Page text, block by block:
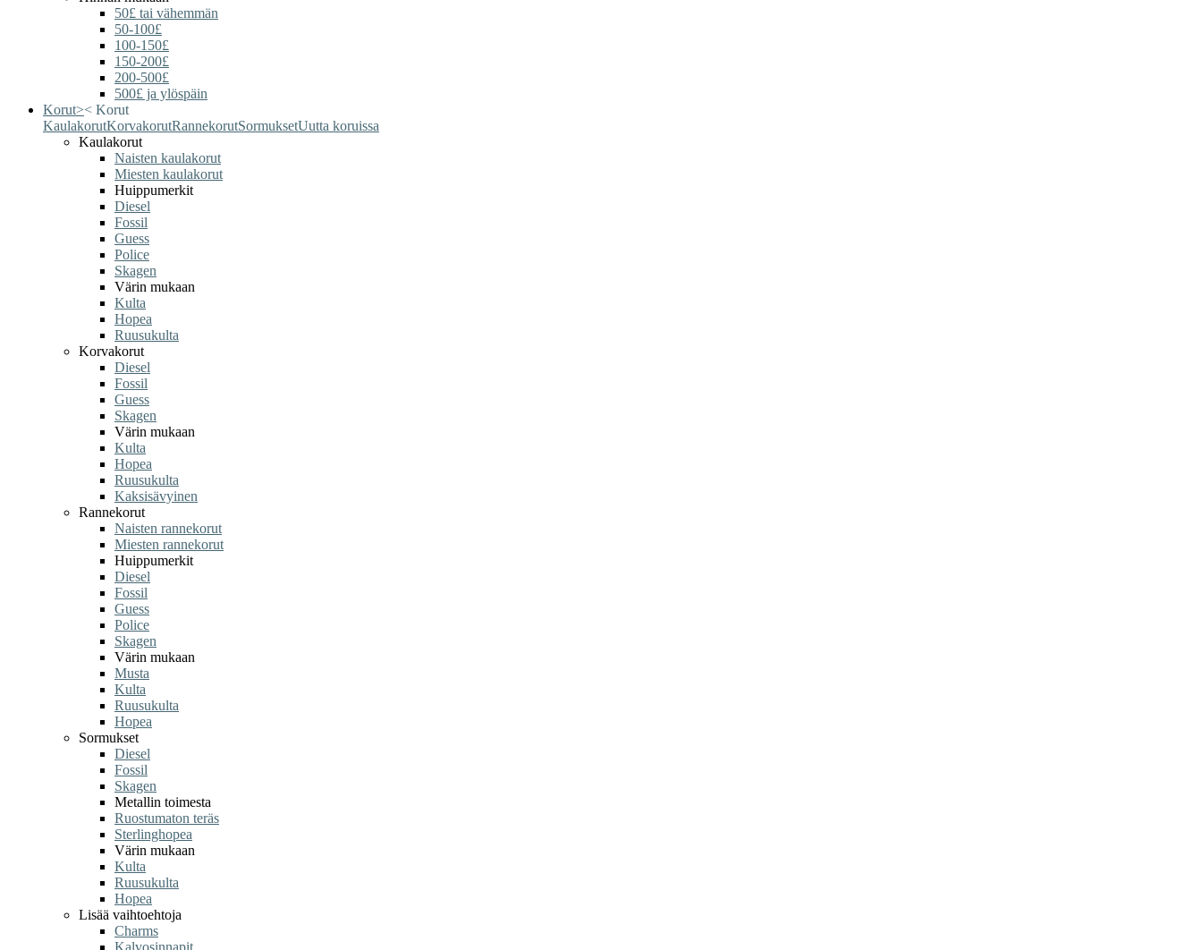
50£ tai vähemmän
50-100£
100-150£
150-200£
200-500£
500£ ja ylöspäin
Korut>< Korut
KaulakorutKorvakorutRannekorutSormuksetUutta koruissa
Kaulakorut
Naisten kaulakorut
Miesten kaulakorut
Huippumerkit
Diesel
Fossil
Guess
Police
Skagen
Värin mukaan
Kulta
Hopea
Ruusukulta
Korvakorut
Diesel
Fossil
Guess
Skagen
Värin mukaan
Kulta
Hopea
Ruusukulta
Kaksisävyinen
Rannekorut
Naisten rannekorut
Miesten rannekorut
Huippumerkit
Diesel
Fossil
Guess
Police
Skagen
Värin mukaan
Musta
Kulta
Ruusukulta
Hopea
Sormukset
Diesel
Fossil
Skagen
Metallin toimesta
Ruostumaton teräs
Sterlinghopea
Värin mukaan
Kulta
Ruusukulta
Hopea
Lisää vaihtoehtoja
Charms
Kalvosinnapit